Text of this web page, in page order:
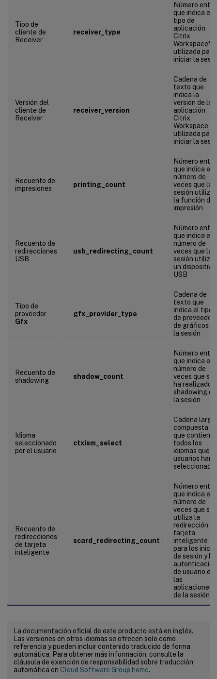
Tipo de
cliente de
Receiver
receiver_type
Número
que indica el
tipo de
aplicación
Citrix
Workspace™
utilizada para
iniciar la
Versión del
cliente de
Receiver
receiver_version
Cadena de
texto que
indica la
versión de la
aplicación
Citrix
Workspace
utilizada para
iniciar la
Recuento de
impresiones
printing_count
Número
que indica el
número de
veces que la
sesión utiliza
la función de
impresión
Recuento de
redirecciones
USB
usb_redirecting_count
Número
que indica el
número de
veces que la
sesión utiliza
un dispositivo
USB
Tipo de
proveedor
Gfx
gfx_provider_type
Cadena de
texto que
indica el tipo
de proveedor
de gráficos
la sesión
Recuento de
shadowing
shadow_count
Número
que indica el
número de
veces que se
ha realizado
shadowing en
la sesión
Idioma
seleccionado
por el usuario
ctxism_select
Cadena larga
compuesta
que contiene
todos los
idiomas que
usuarios han
seleccionado
Recuento de
redirecciones
de tarjeta
inteligente
scard_redirecting_count
Número
que indica el
número de
veces que se
utiliza la
redirección de
tarjeta
inteligente
para los
de sesión y la
autenticación
de usuario en
las
aplicaciones
de la sesión
La documentación oficial de este producto está en inglés.
Las versiones en otros idiomas se ofrecen solo como
referencia y pueden incluir contenido traducido de forma
automática. Para obtener más información, consulte la
cláusula de exención de responsabilidad sobre traducción
automática en Cloud Software Group home.